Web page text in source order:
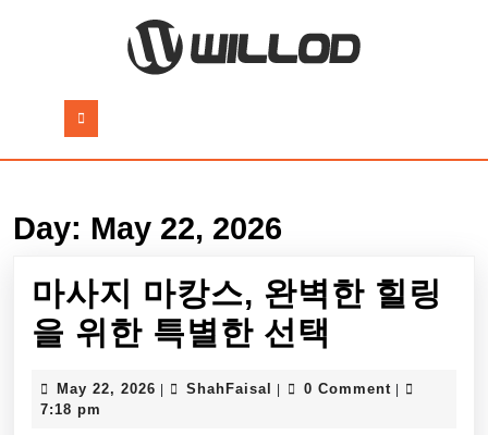
Button
Day: May 22, 2026
마사지 마캉스, 완벽한 힐링
을 위한 특별한 선택
May 22, 2026 May ShahFaisal ShahFaisal
0 Comment
7:18 pm